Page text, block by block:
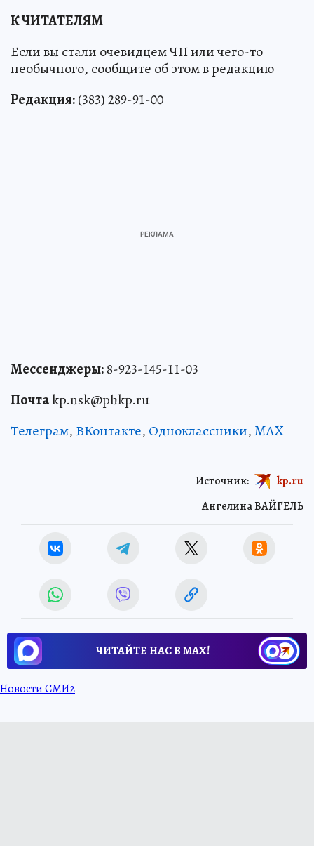
К ЧИТАТЕЛЯМ
Если вы стали очевидцем ЧП или чего-то
необычного, сообщите об этом в редакцию
Редакция:(383) 289-91-00
Мессенджеры:8-923-145-11-03
Почтаkp.nsk@phkp.ru
Телеграм, ВКонтакте, Одноклассники,MAX
Ангелина ВАЙГЕЛЬ
Источник: kp.ru
ЧИТАЙТЕ НАС В МАХ!
Новости СМИ2